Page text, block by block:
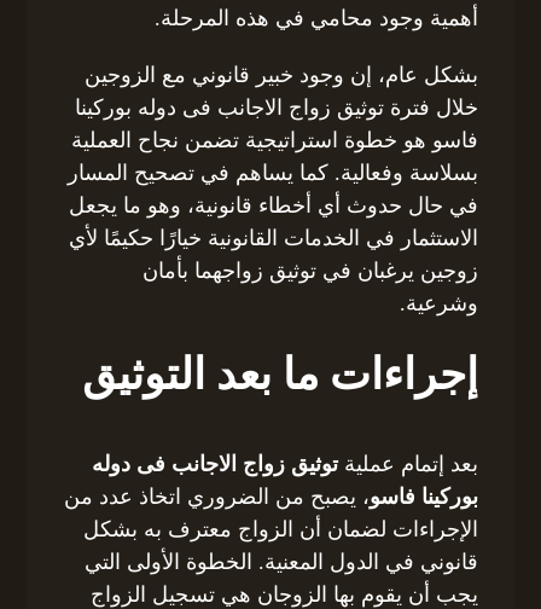
أهمية وجود محامي في هذه المرحلة.
بشكل عام، إن وجود خبير قانوني مع الزوجين
خلال فترة توثيق زواج الاجانب فى دوله بوركينا
فاسو هو خطوة استراتيجية تضمن نجاح العملية
بسلاسة وفعالية. كما يساهم في تصحيح المسار
في حال حدوث أي أخطاء قانونية، وهو ما يجعل
الاستثمار في الخدمات القانونية خيارًا حكيمًا لأي
زوجين يرغبان في توثيق زواجهما بأمان
وشرعية.
إجراءات ما بعد التوثيق
بعد إتمام عمليةتوثيق زواج الاجانب فى دوله
بوركينا فاسو، يصبح من الضروري اتخاذ عدد من
الإجراءات لضمان أن الزواج معترف به بشكل
قانوني في الدول المعنية. الخطوة الأولى التي
يجب أن يقوم بها الزوجان هي تسجيل الزواج